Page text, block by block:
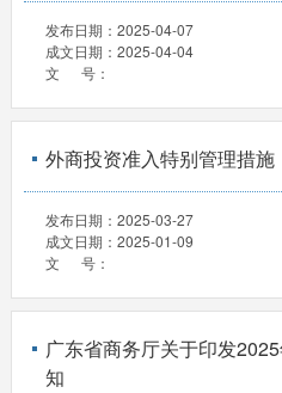
发布日期： 2025-04-07
成文日期： 2025-04-04
文 号：
外商投资准入特别管理措施
发布日期： 2025-03-27
成文日期： 2025-01-09
文 号：
广东省商务厅关于印发
知